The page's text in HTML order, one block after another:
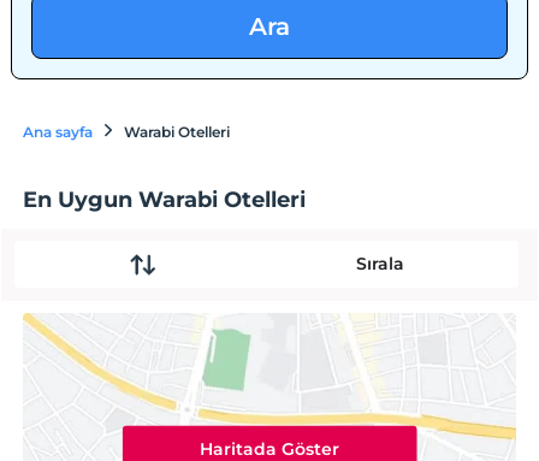
Ara
Ana sayfa Warabi Otelleri
En Uygun Warabi Otelleri
Sırala
Haritada Göster